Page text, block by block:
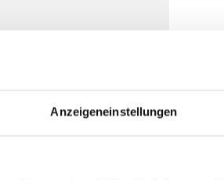
Anzeigeneinstellungen